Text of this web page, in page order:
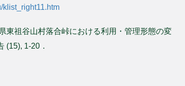
klist_right11.htm
東祖谷山村落合峠における利用・管理形態の変
(15), 1-20．